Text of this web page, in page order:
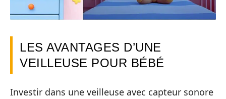
LES AVANTAGES D’UNE
VEILLEUSE POUR BÉBÉ
Investir dans une veilleuse avec capteur sonore